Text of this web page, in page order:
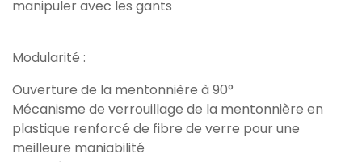
manipuler avec les gants
Modularité :
Ouverture de la mentonnière à 90°
Mécanisme de verrouillage de la mentonnière en
plastique renforcé de fibre de verre pour une
meilleure maniabilité